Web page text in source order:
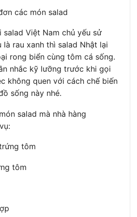
các món salad
salad Việt Nam chủ yếu sử
là rau xanh thì salad Nhật lại
rong biển cùng tôm cá sống.
nhắc kỹ lưỡng trước khi gọi
không quen với cách chế biến
sống này nhé.
salad mà nhà hàng
tôm
tôm